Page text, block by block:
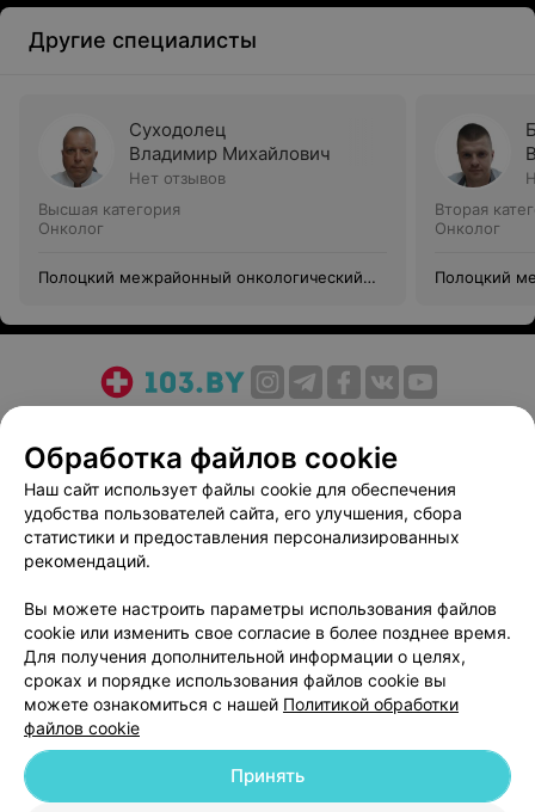
Другие специалисты
Суходолец
Владимир Михайлович
Нет отзывов
Высшая категория
Онколог
Полоцкий межрайонный онкологический
Вторая
Онколог
Полоцкий
Медицинский маркетинг
Публичный договор
Пользовательское соглашение
Способы оплаты
Вакансии
Партнеры
Написать руководителю 103.by
Персональные настройки cookie
Обработка персональных данных
Обработка файлов cookie
Наш сайт использует файлы cookie для обеспечения
удобства пользователей сайта, его улучшения, сбора
статистики и предоставления персонализированных
рекомендаций.
Вы можете настроить параметры использования файлов
cookie или изменить свое согласие в более позднее время.
Для получения дополнительной информации о целях,
сроках и порядке использования файлов cookie вы
можете ознакомиться с нашей Политикой обработки
файлов cookie
Принять